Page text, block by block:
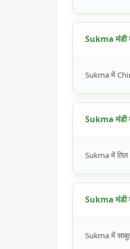
Sukma मंडी
Sukma में
Sukma मंडी
Sukma में
Sukma मंडी
Sukma में